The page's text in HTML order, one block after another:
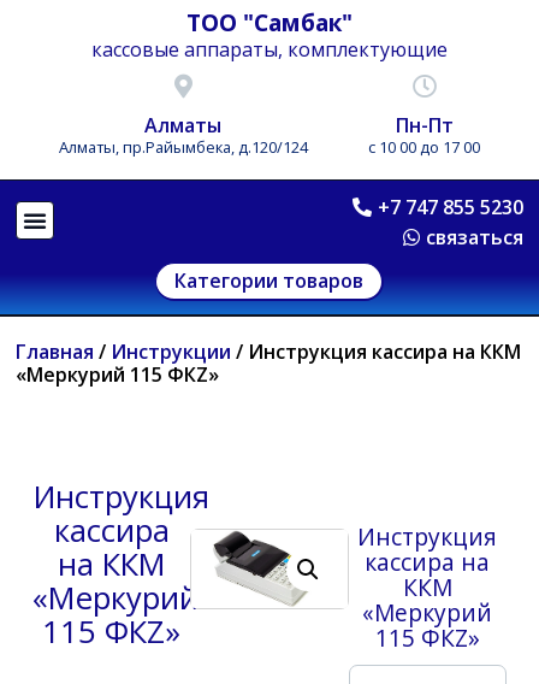
ТОО "Самбак"
кассовые аппараты, комплектующие
Алматы
Алматы, пр.Райымбека, д.120/124
Пн-Пт
с 10 00 до 17 00
+7 747 855 5230
связаться
Категории товаров
Главная / Инструкции / Инструкция кассира на ККМ
«Меркурий 115 ФКZ»
Инструкция
кассира
на ККМ
«Меркурий
115 ФКZ»
Инструкция
кассира на
ККМ
«Меркурий
115 ФКZ»